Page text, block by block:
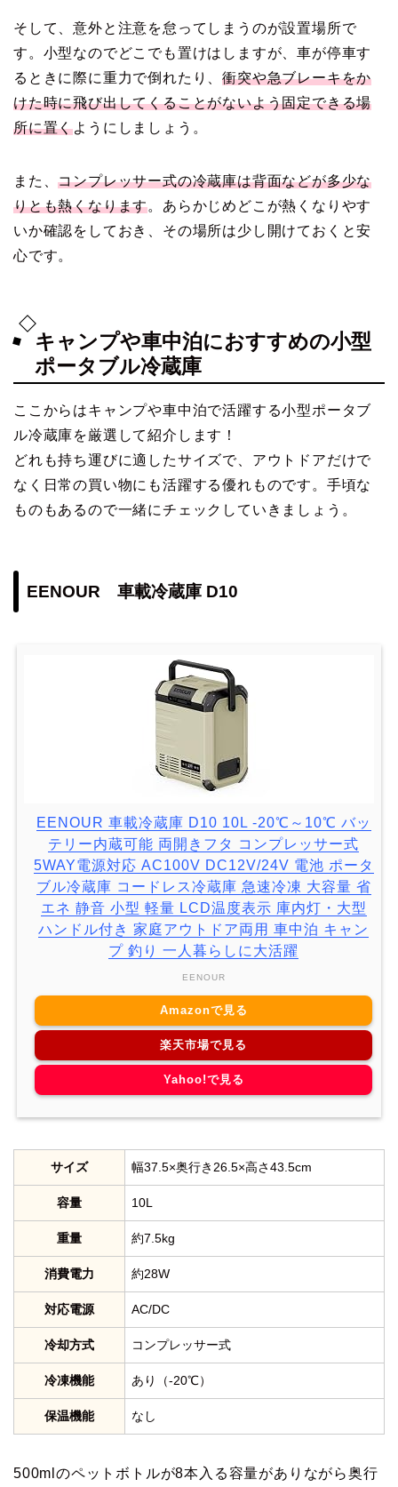
そして、意外と注意を怠ってしまうのが設置場所で
す。小型なのでどこでも置けはしますが、車が停車す
るときに際に重力で倒れたり、衝突や急ブレーキをか
けた時に飛び出してくることがないよう固定できる場
所に置くようにしましょう。
また、コンプレッサー式の冷蔵庫は背面などが多少な
りとも熱くなります。あらかじめどこが熱くなりやす
いか確認をしておき、その場所は少し開けておくと安
心です。
キャンプや車中泊におすすめの小型
ポータブル冷蔵庫
ここからはキャンプや車中泊で活躍する小型ポータブ
ル冷蔵庫を厳選して紹介します！
どれも持ち運びに適したサイズで、アウトドアだけで
なく日常の買い物にも活躍する優れものです。手頃な
ものもあるので一緒にチェックしていきましょう。
EENOUR 車載冷蔵庫 D10
EENOUR 車載冷蔵庫 D10 10L -20℃～10℃ バッ
テリー内蔵可能 両開きフタ コンプレッサー式
5WAY電源対応 AC100V DC12V/24V 電池 ポータ
ブル冷蔵庫 コードレス冷蔵庫 急速冷凍 大容量 省
エネ 静音 小型 軽量 LCD温度表示 庫内灯・大型
ハンドル付き 家庭アウトドア両用 車中泊 キャン
プ 釣り 一人暮らしに大活躍
EENOUR
Amazonで見る
楽天市場で見る
Yahoo!で見る
サイズ 幅37.5×奥行き26.5×高さ43.5cm
容量 10L
重量 約7.5kg
消費電力 約28W
対応電源 AC/DC
冷却方式 コンプレッサー式
冷凍機能 あり（-20℃）
保温機能 なし
500mlのペットボトルが8本入る容量がありながら奥行